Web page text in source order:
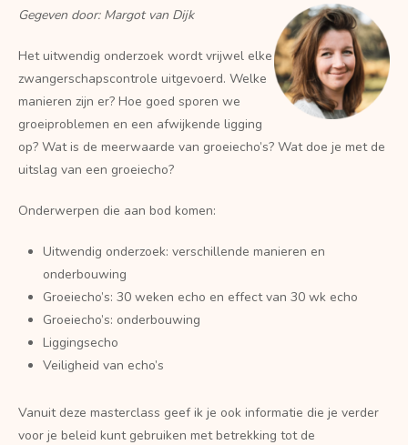
Gegeven door: Margot van Dijk
Het uitwendig onderzoek wordt vrijwel elke
zwangerschapscontrole uitgevoerd. Welke
manieren zijn er? Hoe goed sporen we
groeiproblemen en een afwijkende ligging
op? Wat is de meerwaarde van groeiecho’s? Wat doe je met de
uitslag van een groeiecho?
Onderwerpen die aan bod komen:
Uitwendig onderzoek: verschillende manieren en
onderbouwing
Groeiecho’s: 30 weken echo en effect van 30 wk echo
Groeiecho’s: onderbouwing
Liggingsecho
Veiligheid van echo’s
Vanuit deze masterclass geef ik je ook informatie die je verder
voor je beleid kunt gebruiken met betrekking tot de